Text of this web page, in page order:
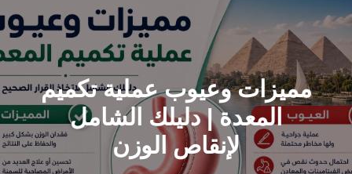
مميزات وعيوب عملية تكميم
المعدة | دليلك الشامل
لإنقاص الوزن